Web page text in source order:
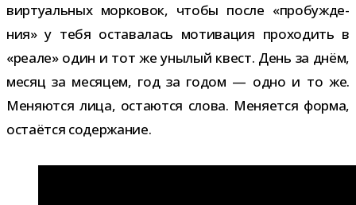
вир­ту­аль­ных мор­ко­вок, чтобы после «про­буж­де­
ния» у тебя оста­ва­лась моти­ва­ция про­хо­дить в
«реале» один и тот же уны­лый квест. День за днём,
месяц за меся­цем, год за годом — одно и то же.
Меняются лица, оста­ются слова. Меняется форма,
оста­ётся содержание.